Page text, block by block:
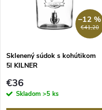
v
€41,20
–12 %
Sklenený súdok s kohútikom
5l KILNER
€36
Skladom >5 ks